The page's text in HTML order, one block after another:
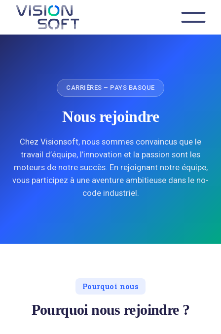
CARRIÈRES – PAYS BASQUE
Nous rejoindre
Chez Visionsoft, nous sommes convaincus que le
travail d’équipe, l’innovation et la passion sont les
moteurs de notre succès. En rejoignant notre équipe,
vous participez à une aventure ambitieuse dans le no-
code industriel.
Pourquoi nous
Pourquoi nous rejoindre ?